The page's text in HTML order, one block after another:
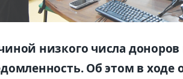
низкого числа доноров
Об этом в